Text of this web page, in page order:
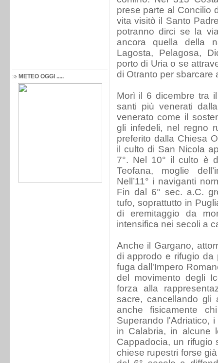
METEO OGGI .....
prese parte al Concilio
vita visitò il Santo
potranno dirci se la
ancora quella della
Lagosta, Pelagosa,
porto di Uria o se
di Otranto per sbarcare
Morì il 6 dicembre tra
santi più venerati
venerato come il
gli infedeli, nel regno
preferito dalla Chiesa
il culto di San Nicola
7°. Nel 10° il culto è
Teofana, moglie
Nell’11° i naviganti
Fin dal 6° sec. a.C.
tufo, soprattutto in
di eremitaggio da
intensifica nei secoli a
Anche il Gargano,
di approdo e rifugio da
fuga dall'Impero
del movimento degli
forza alla
sacre, cancellando gli
anche fisicamente
Superando l'Adriatico,
in Calabria, in alcune
Cappadocia, un rifugio
chiese rupestri forse